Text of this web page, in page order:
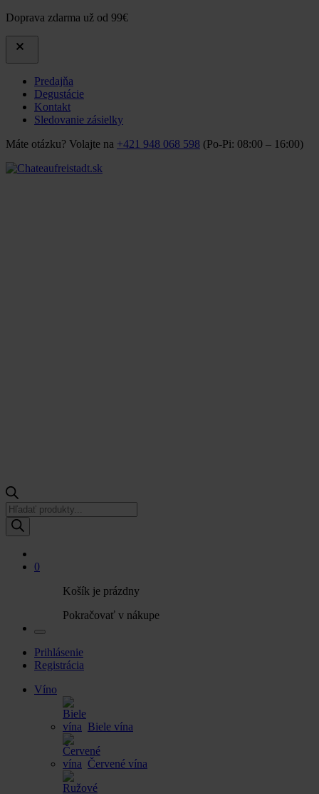
Doprava zdarma už od 99€
Predajňa
Degustácie
Kontakt
Sledovanie zásielky
Máte otázku? Volajte na +421 948 068 598 (Po-Pi: 08:00 – 16:00)
Products
search
0
Košík je prázdny
Pokračovať v nákupe
Prihlásenie
Registrácia
Víno
Biele vína
Červené vína